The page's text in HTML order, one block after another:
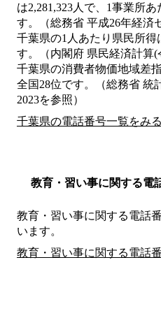
は2,281,323人で、1事業所
す。（総務省 平成26年経済
千葉県の1人あたり県民所得
す。（内閣府 県民経済計算(
千葉県の消費者物価地域差
全国28位です。（総務省 統
2023を参照）
千葉県の電話番号一覧をみる
教育・習い事に関する電
教育・習い事に関する電話
います。
教育・習い事に関する電話